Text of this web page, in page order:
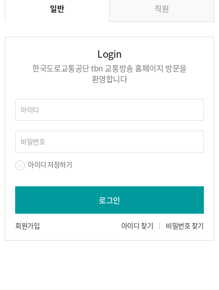
일반 직원
Login
한국도로교통공단 tbn 교통방송 홈페이지 방문을
환영합니다
아이디 저장하기
로그인
회원가입 아이디 찾기 비밀번호 찾기